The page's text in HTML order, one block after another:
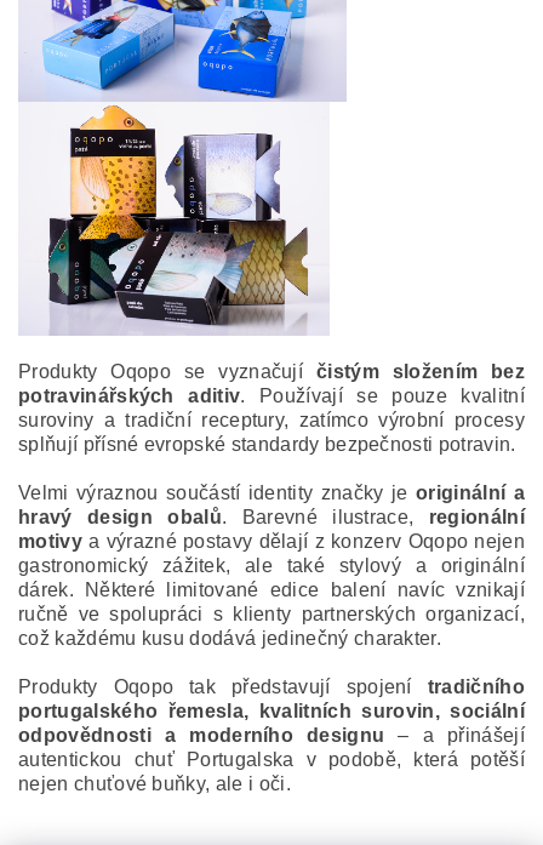
Produkty Oqopo se vyznačují čistým složením bez
potravinářských aditiv. Používají se pouze kvalitní
suroviny a tradiční receptury, zatímco výrobní procesy
splňují přísné evropské standardy bezpečnosti potravin.
Velmi výraznou součástí identity značky jeoriginální a
hravý design obalů. Barevné ilustrace, regionální
motivya výrazné postavy dělají z konzerv Oqopo nejen
gastronomický zážitek, ale také stylový a originální
dárek. Některé limitované edice balení navíc vznikají
ručně ve spolupráci s klienty partnerských organizací,
což každému kusu dodává jedinečný charakter.
Produkty Oqopo tak představují spojení tradičního
portugalského řemesla, kvalitních surovin, sociální
odpovědnosti a moderního designu – a přinášejí
autentickou chuť Portugalska v podobě, která potěší
nejen chuťové buňky, ale i oči.